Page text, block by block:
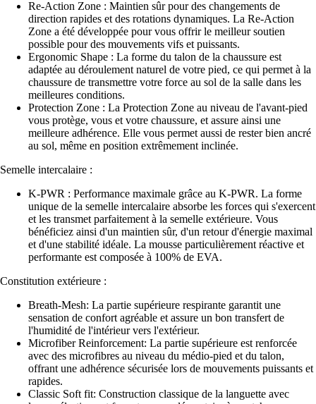
Re-Action Zone : Maintien sûr pour des changements de
direction rapides et des rotations dynamiques. La Re-Action
Zone a été développée pour vous offrir le meilleur soutien
possible pour des mouvements vifs et puissants.
Ergonomic Shape : La forme du talon de la chaussure est
adaptée au déroulement naturel de votre pied, ce qui permet à la
chaussure de transmettre votre force au sol de la salle dans les
meilleures conditions.
Protection Zone : La Protection Zone au niveau de l'avant-pied
vous protège, vous et votre chaussure, et assure ainsi une
meilleure adhérence. Elle vous permet aussi de rester bien ancré
au sol, même en position extrêmement inclinée.
Semelle intercalaire :
K-PWR : Performance maximale grâce au K-PWR. La forme
unique de la semelle intercalaire absorbe les forces qui s'exercent
et les transmet parfaitement à la semelle extérieure. Vous
bénéficiez ainsi d'un maintien sûr, d'un retour d'énergie maximal
et d'une stabilité idéale. La mousse particulièrement réactive et
performante est composée à 100% de EVA.
Constitution extérieure :
Breath-Mesh: La partie supérieure respirante garantit une
sensation de confort agréable et assure un bon transfert de
l'humidité de l'intérieur vers l'extérieur.
Microfiber Reinforcement: La partie supérieure est renforcée
avec des microfibres au niveau du médio-pied et du talon,
offrant une adhérence sécurisée lors de mouvements puissants et
rapides.
Classic Soft fit: Construction classique de la languette avec